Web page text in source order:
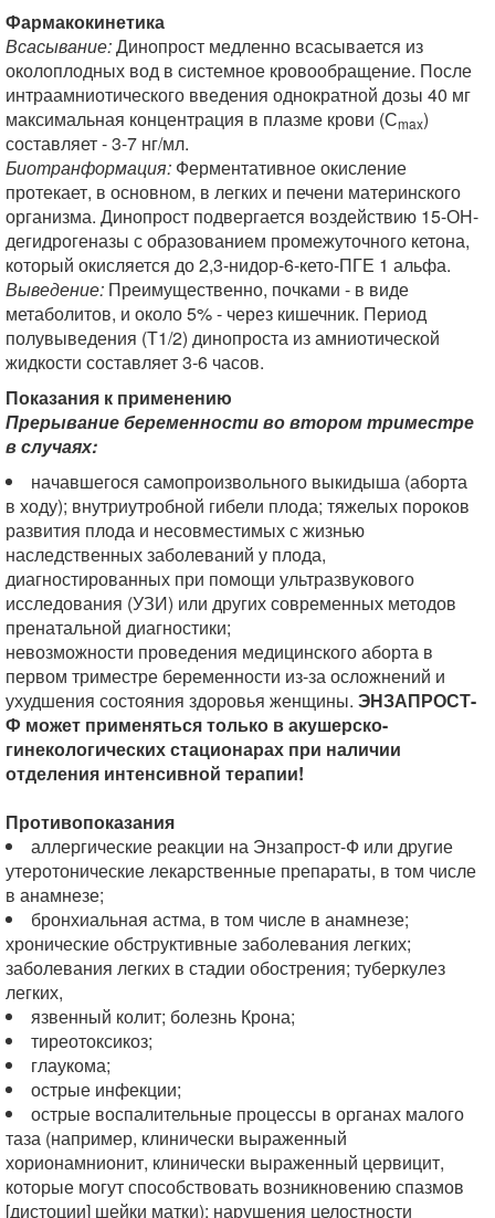
Фармакокинетика
Всасывание:Динопрост медленно всасывается из
околоплодных вод в системное кровообращение. После
интраамниотического введения однократной дозы 40 мг
максимальная концентрация в плазме крови (Сmax)
составляет - 3-7 нг/мл.
Биотранформация: Ферментативное окисление
протекает, в основном, в легких и печени материнского
организма. Динопрост подвергается воздействию 15-ОН-
дегидрогеназы с образованием промежуточного кетона,
который окисляется до 2,3-нидор-6-кето-ПГЕ 1 альфа.
Выведение: Преимущественно, почками - в виде
метаболитов, и около 5% - через кишечник. Период
полувыведения (Т1/2) динопроста из амниотической
жидкости составляет 3-6 часов.
Показания к применению
Прерывание беременности во втором триместре
в случаях:
начавшегося самопроизвольного выкидыша (аборта
в ходу); внутриутробной гибели плода; тяжелых пороков
развития плода и несовместимых с жизнью
наследственных заболеваний у плода,
диагностированных при помощи ультразвукового
исследования (УЗИ) или других современных методов
пренатальной диагностики;
невозможности проведения медицинского аборта в
первом триместре беременности из-за осложнений и
ухудшения состояния здоровья женщины. ЭНЗАПРОСТ-
Ф может применяться только в акушерско-
гинекологических стационарах при наличии
отделения интенсивной терапии!
Противопоказания
аллергические реакции на Энзапрост-Ф или другие
утеротонические лекарственные препараты, в том числе
в анамнезе;
бронхиальная астма, в том числе в анамнезе;
хронические обструктивные заболевания легких;
заболевания легких в стадии обострения; туберкулез
легких,
язвенный колит; болезнь Крона;
тиреотоксикоз;
глаукома;
острые инфекции;
острые воспалительные процессы в органах малого
таза (например, клинически выраженный
хорионамнионит, клинически выраженный цервицит,
которые могут способствовать возникновению спазмов
[дистоции] шейки матки); нарушения целостности